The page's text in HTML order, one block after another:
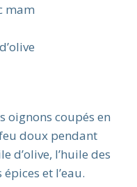
mam
oignons coupés en
doux pendant
d’olive, l’huile des
et l’eau.